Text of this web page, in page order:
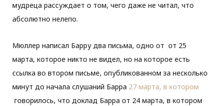
мудреца рассуждает о том, чего даже не читал, что
абсолютно нелепо.
Мюллер написал Барру два письма, одно от от 25
марта, которое никто не видел, но на которое есть
ссылка во втором письме, опубликованном за несколько
минут до начала слушаний Барра 27 марта, в котором
говорилось, что доклад Барра от 24 марта, в котором